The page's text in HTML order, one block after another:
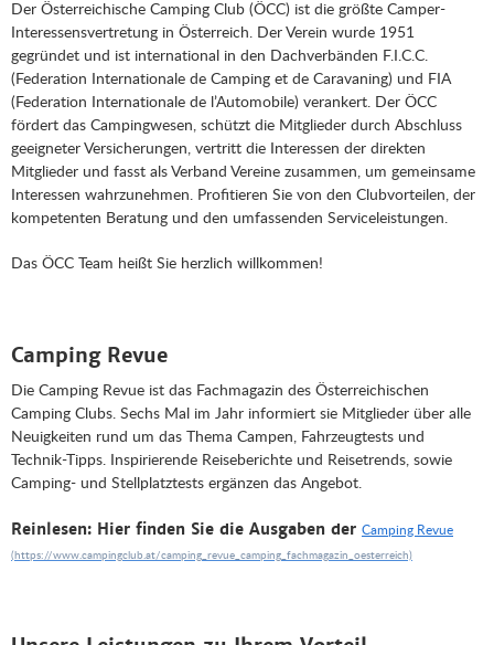
Der Österreichische Camping Club (ÖCC) ist die größte Camper-
Interessensvertretung in Österreich. Der Verein wurde 1951
gegründet und ist international in den Dachverbänden F.I.C.C.
(Federation Internationale de Camping et de Caravaning) und FIA
(Federation Internationale de l’Automobile) verankert. Der ÖCC
fördert das Campingwesen, schützt die Mitglieder durch Abschluss
geeigneter Versicherungen, vertritt die Interessen der direkten
Mitglieder und fasst als Verband Vereine zusammen, um gemeinsame
Interessen wahrzunehmen. Profitieren Sie von den Clubvorteilen, der
kompetenten Beratung und den umfassenden Serviceleistungen.
Das ÖCC Team heißt Sie herzlich willkommen!
Camping Revue
Die Camping Revue ist das Fachmagazin des Österreichischen
Camping Clubs. Sechs Mal im Jahr informiert sie Mitglieder über alle
Neuigkeiten rund um das Thema Campen, Fahrzeugtests und
Technik-Tipps. Inspirierende Reiseberichte und Reisetrends, sowie
Camping- und Stellplatztests ergänzen das Angebot.
Reinlesen: Hier finden Sie die Ausgaben der Camping Revue